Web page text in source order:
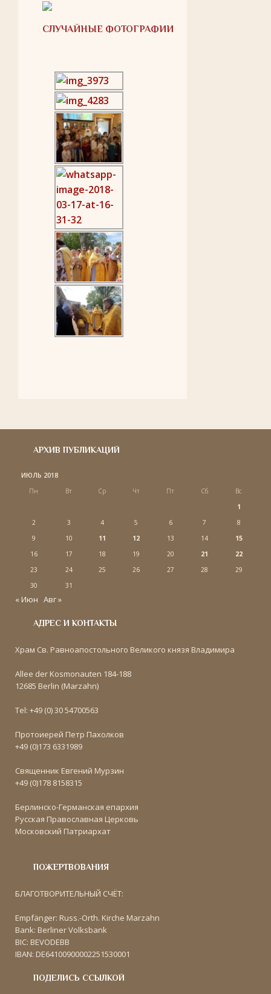
СЛУЧАЙНЫЕ ФОТОГРАФИИ
АРХИВ ПУБЛИКАЦИЙ
ИЮЛЬ 2018
Пн
Вт Ср Чт Пт Сб
Вс
1
2
3 4 5 6 7
8
9
10 11 12 13 14
15
16
17 18 19 20 21
22
23
24 25 26 27 28
29
30
31
« Июн Авг »
АДРЕС И КОНТАКТЫ
Храм Св. Равноапостольного Великого князя Владимира
Allee der Kosmonauten 184-188
12685 Berlin (Marzahn)
Tel: +49 (0) 30 54700563
Протоиерей Петр Пахолков
+49 (0)173 6331989
Священник Евгений Мурзин
+49 (0)178 8158315
Берлинско-Германская епархия
Русская Православная Церковь
Московский Патриархат
ПОЖЕРТВОВАНИЯ
БЛАГОТВОРИТЕЛЬНЫЙ СЧЁТ:
Empfänger: Russ.-Orth. Kirche Marzahn
Bank: Berliner Volksbank
BIC: BEVODEBB
IBAN: DE64100900002251530001
ПОДЕЛИСЬ ССЫЛКОЙ